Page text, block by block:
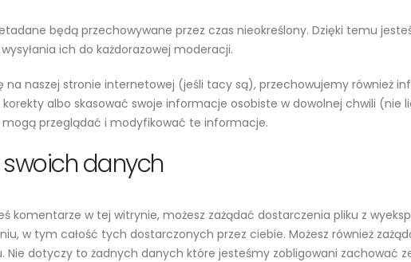
będą przechowywane przez czas nieokreślony. Dzięki temu
ich do każdorazowej moderacji.
na naszej stronie internetowej (jeśli tacy są), przechowujemy również
albo skasować swoje informacje osobiste w dowolnej chwili (nie
przeglądać i modyfikować te informacje.
danych
komentarze w tej witrynie, możesz zażądać dostarczenia pliku z
w tym całość tych dostarczonych przez ciebie. Możesz również
Nie dotyczy to żadnych danych które jesteśmy zobligowani zachować